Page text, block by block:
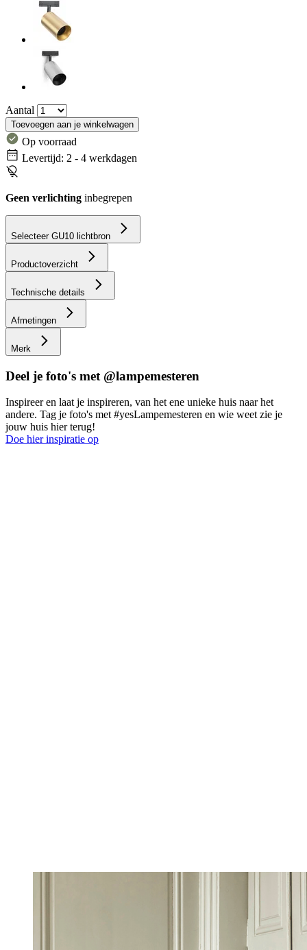
Aantal
Toevoegen aan je winkelwagen
Op voorraad
Levertijd: 2 - 4 werkdagen
Geen verlichting inbegrepen
Selecteer GU10 lichtbron
Productoverzicht
Technische details
Afmetingen
Merk
Deel je foto's met @lampemesteren
Inspireer en laat je inspireren, van het ene unieke huis naar het
andere. Tag je foto's met #yesLampemesteren en wie weet zie je
jouw huis hier terug!
Doe hier inspiratie op